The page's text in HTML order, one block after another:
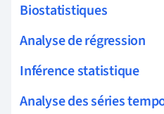
Biostatistiques
Analyse de régression
Inférence statistique
Analyse des séries